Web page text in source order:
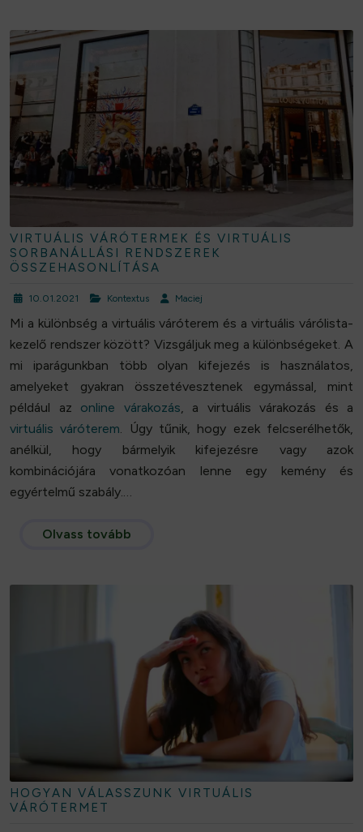
VIRTUÁLIS VÁRÓTERMEK ÉS VIRTUÁLIS
SORBANÁLLÁSI RENDSZEREK
ÖSSZEHASONLÍTÁSA
10.01.2021 Kontextus Maciej
Mi a különbség a virtuális váróterem és a virtuális várólista-
kezelő rendszer között? Vizsgáljuk meg a különbségeket. A
mi iparágunkban több olyan kifejezés is használatos,
amelyeket gyakran összetévesztenek egymással, mint
például az online várakozás, a virtuális várakozás és a
virtuális váróterem. Úgy tűnik, hogy ezek felcserélhetők,
anélkül, hogy bármelyik kifejezésre vagy azok
kombinációjára vonatkozóan lenne egy kemény és
egyértelmű szabály.…
Olvass tovább
HOGYAN VÁLASSZUNK VIRTUÁLIS
VÁRÓTERMET